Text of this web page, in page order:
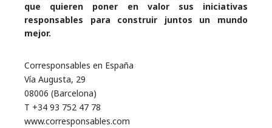
que quieren poner en valor sus iniciativas
responsables para construir juntos un mundo
mejor.
Corresponsables en España
Vía Augusta, 29
08006 (Barcelona)
T +34 93 752 47 78
www.corresponsables.com